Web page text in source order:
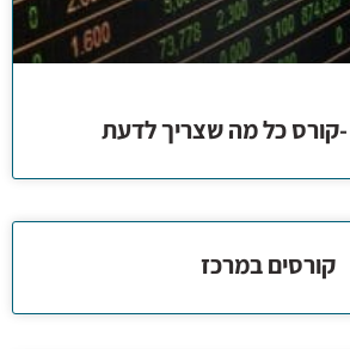
-קורס כל מה שצריך לדעת
קורסים במרכז